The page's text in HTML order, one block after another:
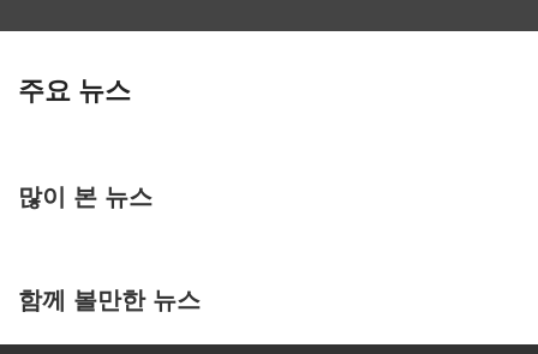
주요 뉴스
많이 본 뉴스
함께 볼만한 뉴스